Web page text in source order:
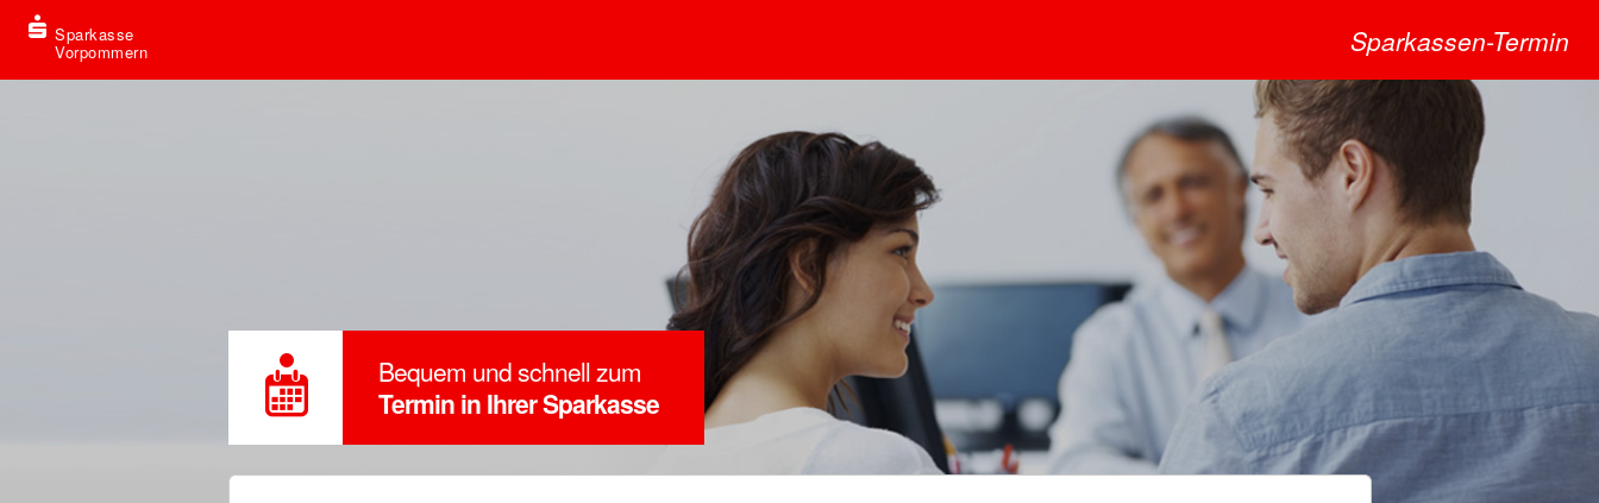
Sparkasse
Vorpommern Sparkassen-Termin
Bequem und schnell zum
Termin in Ihrer Sparkasse